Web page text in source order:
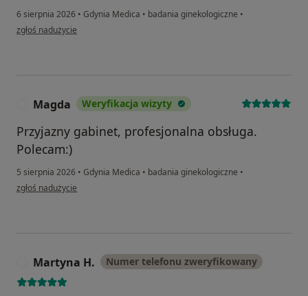
6 sierpnia 2026 • Gdynia Medica • badania ginekologiczne •
w opinii użytkownika Bea
zgłoś nadużycie
Magda Weryfikacja wizyty
Przyjazny gabinet, profesjonalna obsługa.
Polecam:)
5 sierpnia 2026 • Gdynia Medica • badania ginekologiczne •
w opinii użytkownika Magda
zgłoś nadużycie
Martyna H. Numer telefonu zweryfikowany